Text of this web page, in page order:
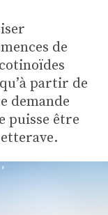
de
partir de
demande
puisse être